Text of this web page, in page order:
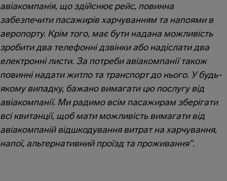
авіакомпанія, що здійснює рейс, повинна
забезпечити пасажирів харчуванням та напоями в
аеропорту. Крім того, має бути надана можливість
зробити два телефонні дзвінки або надіслати два
електронні листи. За потреби авіакомпанії також
повинні надати житло та транспорт до нього. У будь-
якому випадку, бажано вимагати цю послугу від
авіакомпанії. Ми радимо всім пасажирам зберігати
всі квитанції, щоб мати можливість вимагати від
авіакомпаній відшкодування витрат на харчування,
напої, альтернативний проїзд та проживання".